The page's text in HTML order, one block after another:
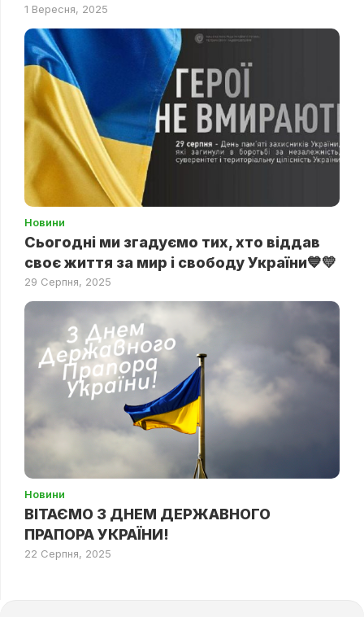
1 Вересня, 2025
Новини
Сьогодні ми згадуємо тих, хто віддав
своє життя за мир і свободу України💙💛
29 Серпня, 2025
Новини
ВІТАЄМО З ДНЕМ ДЕРЖАВНОГО
ПРАПОРА УКРАЇНИ!
22 Серпня, 2025